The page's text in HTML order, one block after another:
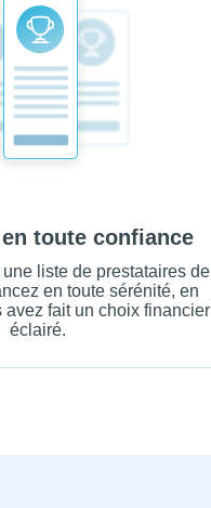
toute confiance
liste de prestataires de
en toute sérénité, en
avez fait un choix financier
éclairé.